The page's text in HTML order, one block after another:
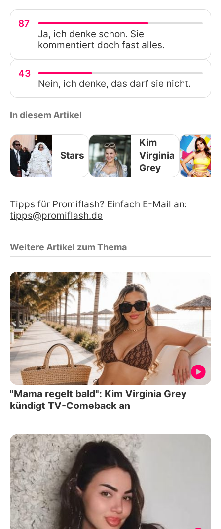
87
Ja, ich denke schon. Sie
kommentiert doch fast alles.
43
Nein, ich denke, das darf sie nicht.
In diesem Artikel
Stars
Kim
Virginia
Grey
Tipps für Promiflash? Einfach E-Mail an:
tipps@promiflash.de
Weitere Artikel zum Thema
"Mama regelt bald": Kim Virginia Grey
kündigt TV-Comeback an